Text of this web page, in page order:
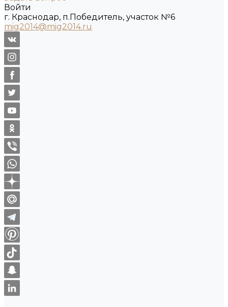
Войти
г. Краснодар, п.Победитель, участок №6
mig2014@mig2014.ru